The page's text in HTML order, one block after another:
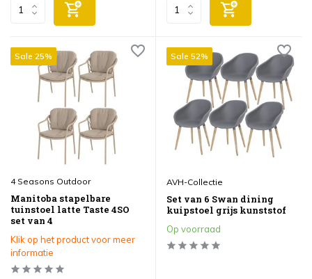
Sale 25%
4 Seasons Outdoor
Manitoba stapelbare
tuinstoel latte Taste 4SO
set van 4
Klik op het product voor meer
informatie
Sale 52%
AVH-Collectie
Set van 6 Swan dining
kuipstoel grijs kunststof
Op voorraad